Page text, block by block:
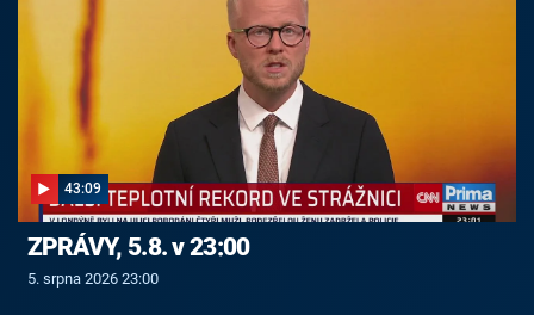
43:09
ZPRÁVY, 5.8. v 23:00
5. srpna 2026 23:00